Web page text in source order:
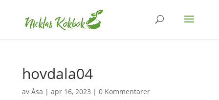
hovdala04
av Åsa | apr 16, 2023 | 0 Kommentarer